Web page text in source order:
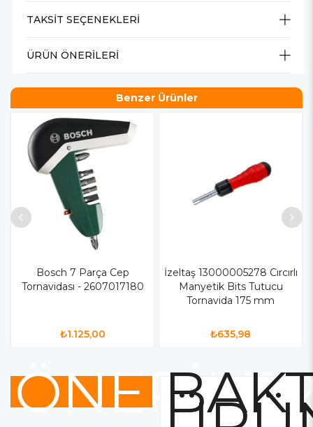
TAKSIT SEÇENEKLERI
ÜRÜN ÖNERILERI
Benzer Ürünler
Bosch 7 Parça Cep
Tornavidası - 2607017180
₺1.125,00
İzeltaş 13000005278 Cırcırlı
Manyetik Bits Tutucu
Tornavida 175 mm
₺635,98